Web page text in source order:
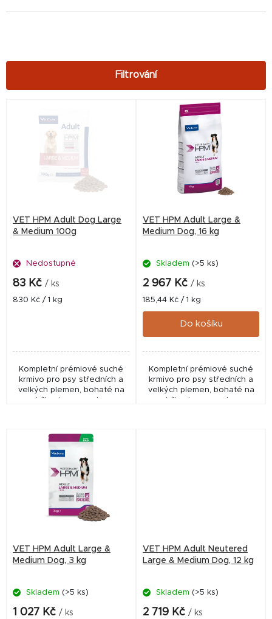
o
VET HPM Adult Dog Large
& Medium 100g
Nedostupné
83 Kč / ks
Měrná
830 Kč / 1 kg
Kompletní prémiové suché
krmivo pro psy středních a
velkých plemen, bohaté na
bílkoviny, s mnoha
VET HPM Adult Large &
Medium Dog, 16 kg
Skladem (>5 ks)
2 967 Kč / ks
Měrná
cena:
185,44 Kč / 1 kg
Do košíku
Kompletní prémiové suché
krmivo pro psy středních a
velkých plemen, bohaté na
bílkoviny, s mnoha
VET HPM Adult Large &
Medium Dog, 3 kg
Skladem (>5 ks)
1 027 Kč / ks
VET HPM Adult Neutered
Large & Medium Dog, 12 kg
Skladem (>5 ks)
2 719 Kč / ks